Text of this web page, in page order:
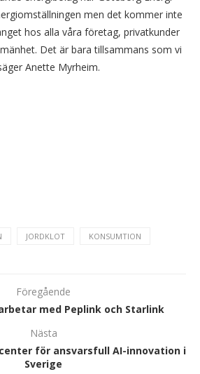
men det kommer inte
hos alla våra företag, privatkunder
Det är bara tillsammans som vi
Anette Myrheim.
JORDKLOT KONSUMTION
Föregående
med Peplink och Starlink
Nästa
för ansvarsfull AI-innovation i
Sverige